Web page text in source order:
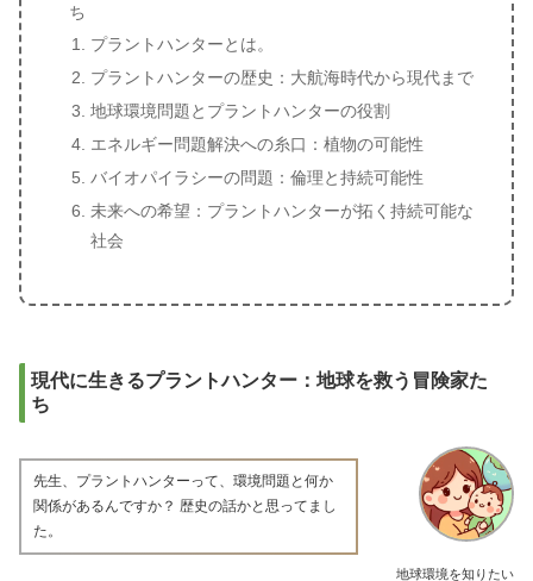
ち
プラントハンターとは。
プラントハンターの歴史：大航海時代から現代まで
地球環境問題とプラントハンターの役割
エネルギー問題解決への糸口：植物の可能性
バイオパイラシーの問題：倫理と持続可能性
未来への希望：プラントハンターが拓く持続可能な
社会
現代に生きるプラントハンター：地球を救う冒険家た
ち
地球環境を知りたい
先生、プラントハンターって、環境問題と何か
関係があるんですか？ 歴史の話かと思ってまし
た。